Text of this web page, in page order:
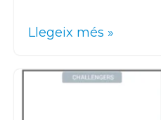
Llegeix més »